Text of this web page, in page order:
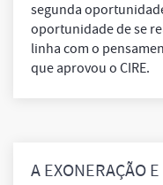
segunda
oportunidade de se
linha com o
que aprovou o CIRE.
A EXONERAÇÃO